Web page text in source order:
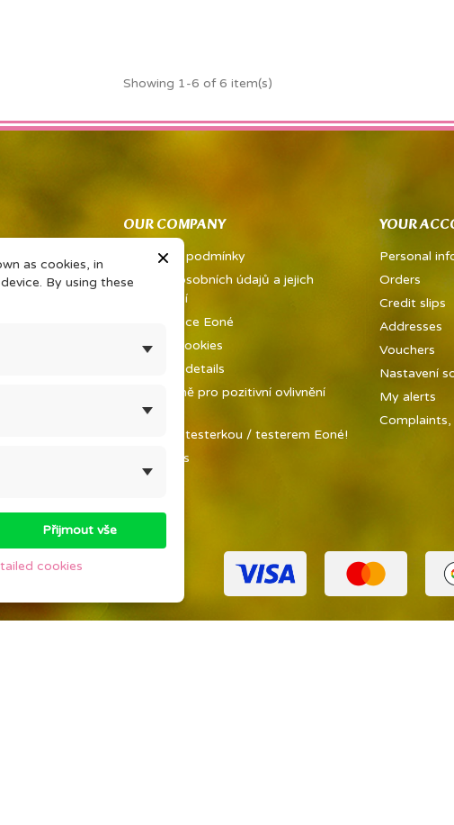
Showing 1-6 of 6 item(s)
Vám získají
OUR COMPANY
Obchodní podmínky
Ochrana osobních údajů a jejich
zpracování
O kosmetice Eoné
Detailed cookies
Company details
KURZ Vůně pro pozitivní ovlivnění
psychiky
Staňte se testerkou / testerem Eoné!
Contact us
YOUR
Personal
Orders
Credit slips
Addresses
Vouchers
Nastavení
My alerts
Complaints,
×
as cookies, in
By using these
Přijmout vše
cookies